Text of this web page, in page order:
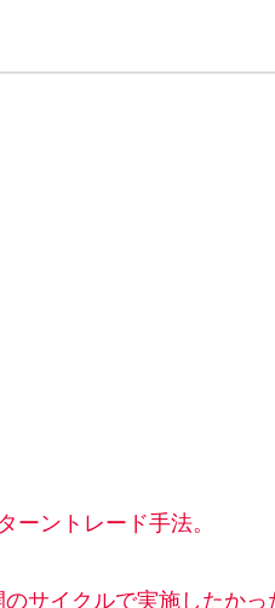
ーントレード手法。
サイクルで実施したかっ